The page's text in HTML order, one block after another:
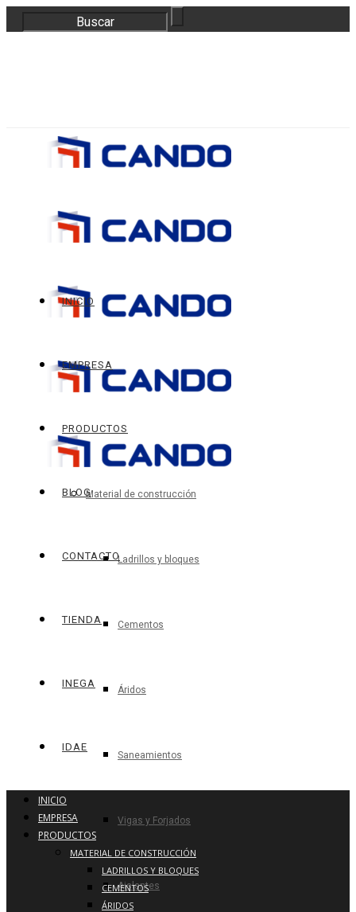
INICIO
EMPRESA
PRODUCTOS
Material de construcción
Ladrillos y bloques
Cementos
Áridos
Saneamientos
Vigas y Forjados
Aislantes
BLOG
CONTACTO
TIENDA
INEGA
IDAE
INICIO
EMPRESA
PRODUCTOS
MATERIAL DE CONSTRUCCIÓN
LADRILLOS Y BLOQUES
CEMENTOS
ÁRIDOS